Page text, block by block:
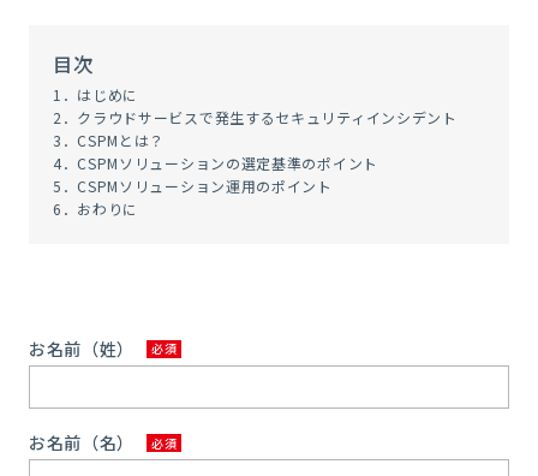
目次
1．はじめに
2．クラウドサービスで発生するセキュリティインシデント
3．CSPMとは？
4．CSPMソリューションの選定基準のポイント
5．CSPMソリューション運用のポイント
6．おわりに
お名前（姓）
お名前（名）